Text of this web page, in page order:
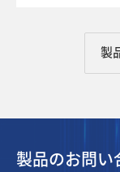
製
製品のお問い